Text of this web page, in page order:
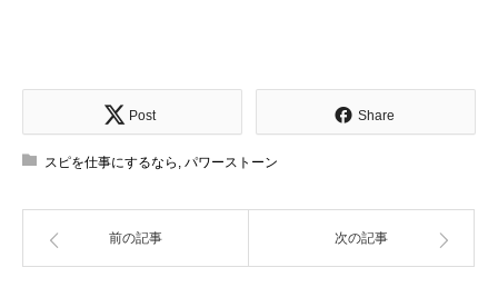
Post Share
スピを仕事にするなら , パワーストーン
前の記事 次の記事